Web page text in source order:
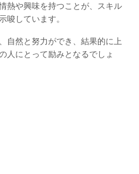
熱や興味を持つことが、スキル
唆しています。
自然と努力ができ、結果的に上
人にとって励みとなるでしょ